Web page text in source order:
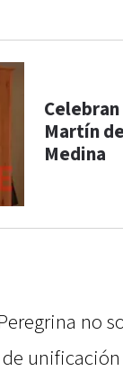
Martín
Medina
no